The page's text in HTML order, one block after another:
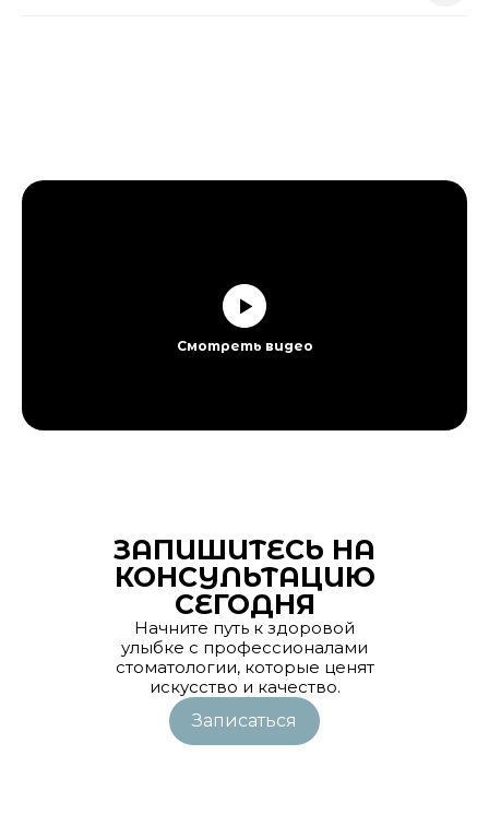
Смотреть видео
ЗАПИШИТЕСЬ НА
КОНСУЛЬТАЦИЮ
СЕГОДНЯ
Начните путь к здоровой
улыбке с профессионалами
стоматологии, которые ценят
искусство и качество.
Записаться